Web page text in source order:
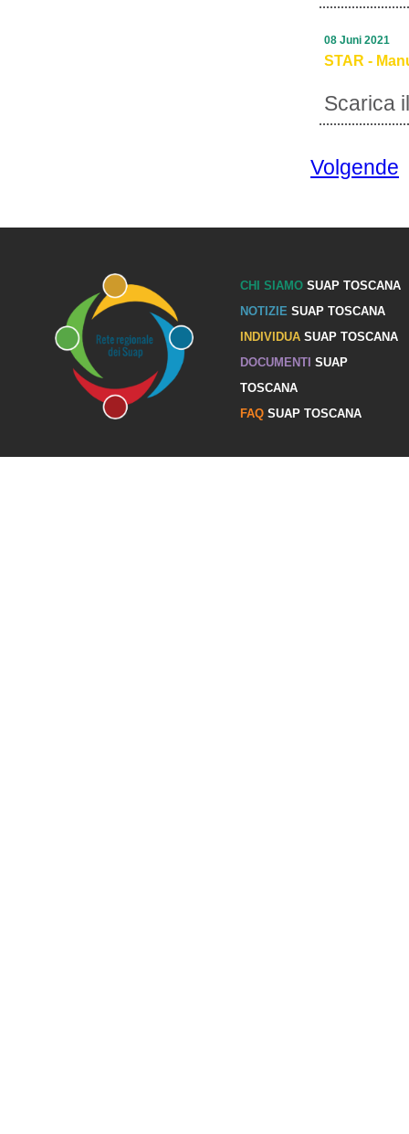
STAR -
Scarica
08 Juni 2021
Volgende
CHI SIAMOSUAP TOSCANA
NOTIZIE SUAP TOSCANA
INDIVIDUASUAP TOSCANA
DOCUMENTI SUAP
TOSCANA
FAQSUAP TOSCANA